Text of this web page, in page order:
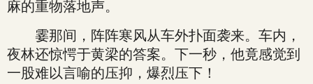
麻的重物落地声。
霎那间，阵阵寒风从车外扑面袭来。车内，
夜林还惊愕于黄梁的答案。下一秒，他竟感觉到
一股难以言喻的压抑，爆烈压下！